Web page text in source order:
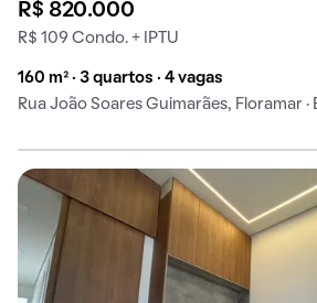
R$ 820.000
R$ 109 Condo. + IPTU
160 m² · 3 quartos · 4 vagas
Rua João Soares Guimarães, Floramar